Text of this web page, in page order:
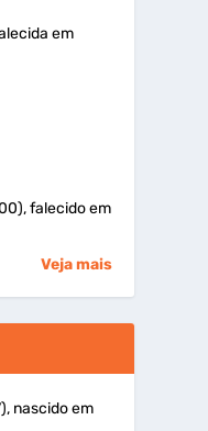
em
falecido em
Veja mais
nascido em